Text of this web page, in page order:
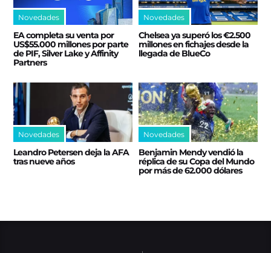
Novedades
EA completa su venta por
US$55.000 millones por parte
de PIF, Silver Lake y Affinity
Partners
Novedades
Chelsea ya superó los €2.500
millones en fichajes desde la
llegada de BlueCo
Novedades
Leandro Petersen deja la AFA
tras nueve años
Novedades
Benjamin Mendy vendió la
réplica de su Copa del Mundo
por más de 62.000 dólares